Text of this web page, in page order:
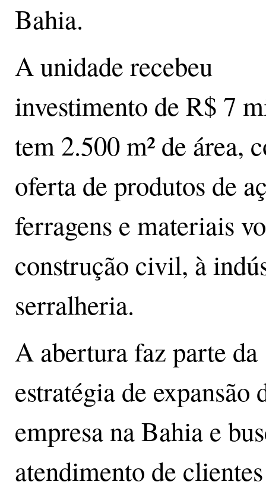
Bahia.
A unidade recebeu
investimento de R$ 7
tem 2.500 m² de área,
oferta de produtos de
ferragens e materiais
construção civil, à
serralheria.
A abertura faz parte da
estratégia de expansão
empresa na Bahia e
atendimento de